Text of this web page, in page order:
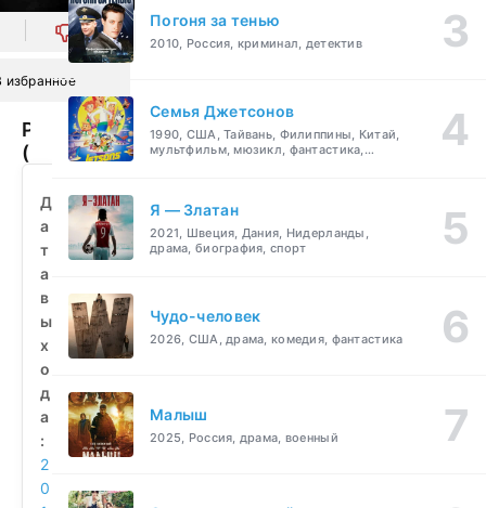
0
избранное
Решалы
(2019)
бесплатно
Д
а
т
а
в
ы
х
о
д
а
:
2
0
Погоня за тенью
2010, Россия, криминал, детектив
Семья Джетсонов
1990, США, Тайвань, Филиппины, Китай,
мультфильм, мюзикл, фантастика,
Я — Златан
2021, Швеция, Дания, Нидерланды,
драма, биография, спорт
Чудо-человек
2026, США, драма, комедия, фантастика
Малыш
2025, Россия, драма, военный